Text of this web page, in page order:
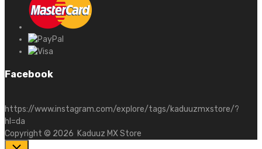
Facebook
https://www.instagram.com/explore/tags/kaduuzmxstore/?
hl=da
Copyright © 2026 Kaduuz MX Store